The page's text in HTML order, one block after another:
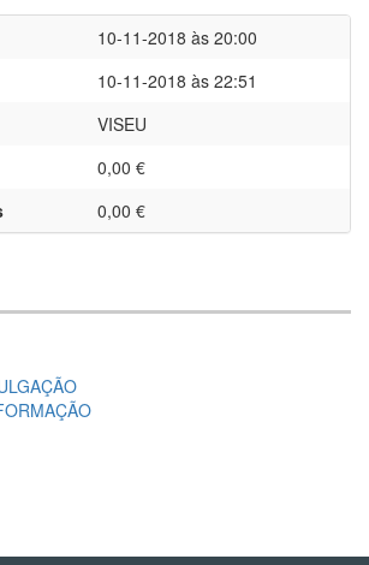
10-11-2018 às 20:00
10-11-2018 às 22:51
VISEU
0,00 €
0,00 €